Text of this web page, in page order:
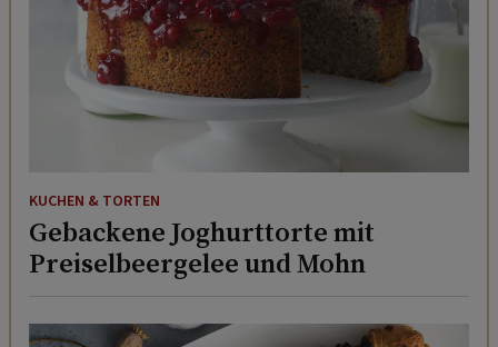
KUCHEN & TORTEN
Gebackene Joghurttorte mit
Preiselbeergelee und Mohn